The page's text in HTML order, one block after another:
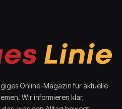
Online-Magazin für aktuelle
Wir informieren klar,